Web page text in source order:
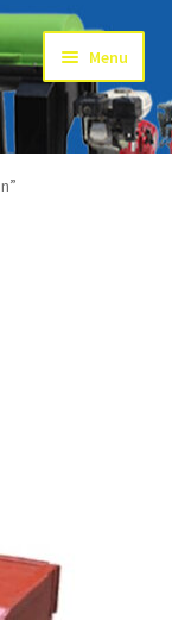
Menu